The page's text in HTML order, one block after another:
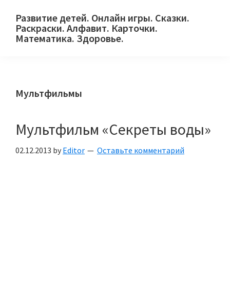
primary
main
primary
Развитие детей. Онлайн игры. Сказки.
Раскраски. Алфавит. Карточки.
Математика. Здоровье.
и
родителей.
Мультфильмы
Мультфильм «Секреты воды»
02.12.2013 by Editor Оставьте комментарий